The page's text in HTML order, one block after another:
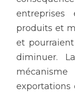
produits et
et
diminuer.
exportations